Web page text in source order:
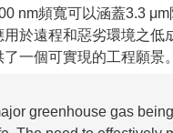
nm頻寬可以涵蓋3.3
於遠程和惡劣環境之低
一個可實現的工程願景。
greenhouse gas